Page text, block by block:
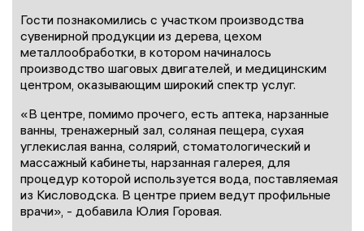
Гости познакомились с участком производства
сувенирной продукции из дерева, цехом
металлообработки, в котором начиналось
производство шаговых двигателей, и медицинским
центром, оказывающим широкий спектр услуг.
«В центре, помимо прочего, есть аптека, нарзанные
ванны, тренажерный зал, соляная пещера, сухая
углекислая ванна, солярий, стоматологический и
массажный кабинеты, нарзанная галерея, для
процедур которой используется вода, поставляемая
из Кисловодска. В центре прием ведут профильные
врачи», - добавила Юлия Горовая.